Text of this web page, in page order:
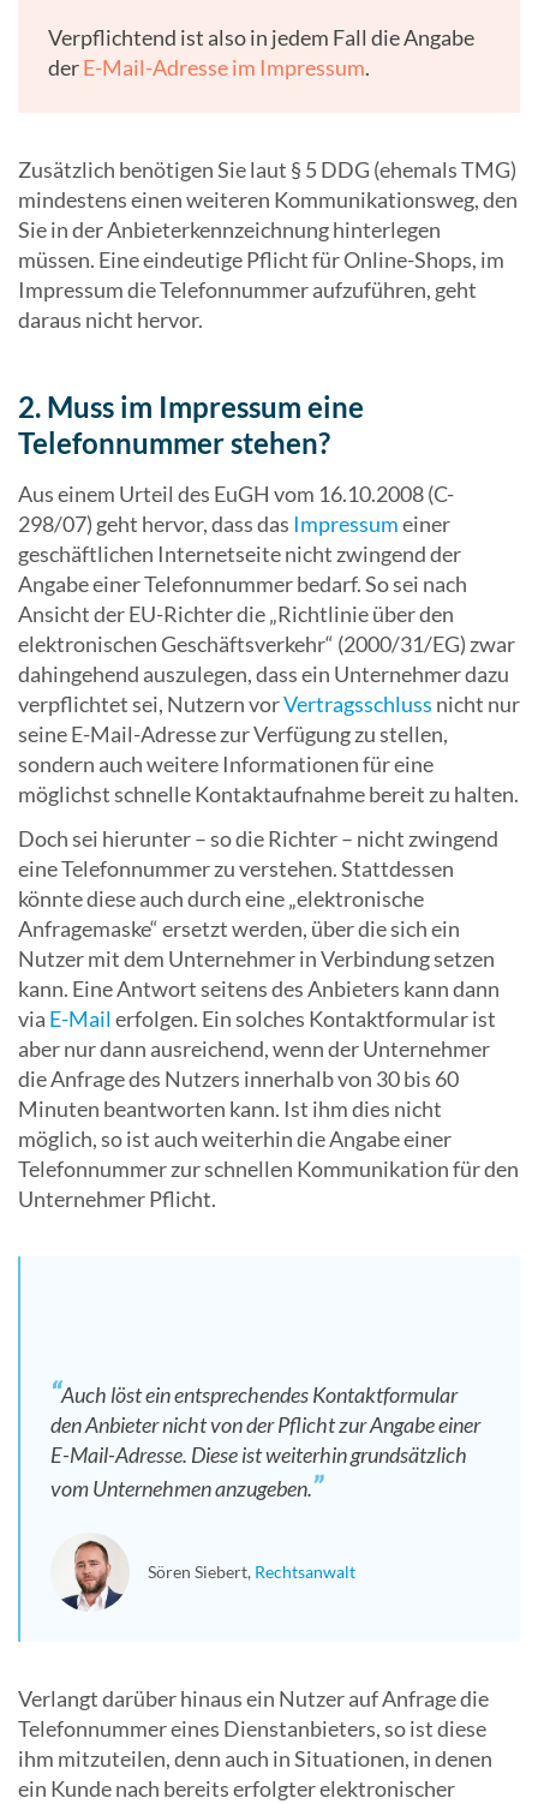
Verpflichtend ist also in jedem Fall die Angabe
derE-Mail-Adresse im Impressum.
Zusätzlich benötigen Sie laut § 5 DDG (ehemals TMG)
mindestens einen weiteren Kommunikationsweg, den
Sie in der Anbieterkennzeichnung hinterlegen
müssen. Eine eindeutige Pflicht für Online-Shops, im
Impressum die Telefonnummer aufzuführen, geht
daraus nicht hervor.
2. Muss im Impressum eine
Telefonnummer stehen?
Aus einem Urteil des EuGH vom 16.10.2008 (C-
298/07) geht hervor, dass das Impressumeiner
geschäftlichen Internetseite nicht zwingend der
Angabe einer Telefonnummer bedarf. So sei nach
Ansicht der EU-Richter die „Richtlinie über den
elektronischen Geschäftsverkehr“ (2000/31/EG) zwar
dahingehend auszulegen, dass ein Unternehmer dazu
verpflichtet sei, Nutzern vorVertragsschluss nicht nur
seine E-Mail-Adresse zur Verfügung zu stellen,
sondern auch weitere Informationen für eine
möglichst schnelle Kontaktaufnahme bereit zu halten.
Doch sei hierunter – so die Richter – nicht zwingend
eine Telefonnummer zu verstehen. Stattdessen
könnte diese auch durch eine „elektronische
Anfragemaske“ ersetzt werden, über die sich ein
Nutzer mit dem Unternehmer in Verbindung setzen
kann. Eine Antwort seitens des Anbieters kann dann
via E-Mailerfolgen. Ein solches Kontaktformular ist
aber nur dann ausreichend, wenn der Unternehmer
die Anfrage des Nutzers innerhalb von 30 bis 60
Minuten beantworten kann. Ist ihm dies nicht
möglich, so ist auch weiterhin die Angabe einer
Telefonnummer zur schnellen Kommunikation für den
Unternehmer Pflicht.
Auch löst ein entsprechendes Kontaktformular
den Anbieter nicht von der Pflicht zur Angabe einer
E-Mail-Adresse. Diese ist weiterhin grundsätzlich
vom Unternehmen anzugeben.
Sören Siebert Rechtsanwalt
Verlangt darüber hinaus ein Nutzer auf Anfrage die
Telefonnummer eines Dienstanbieters, so ist diese
ihm mitzuteilen, denn auch in Situationen, in denen
ein Kunde nach bereits erfolgter elektronischer